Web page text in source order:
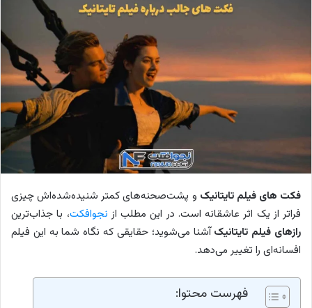
فکت های فیلم تایتانیک و پشت‌صحنه‌های کمتر شنیده‌شده‌اش چیزی
فراتر از یک اثر عاشقانه است. در این مطلب از نجوافکت، با جذاب‌ترین
رازهای فیلم تایتانیکآشنا می‌شوید؛ حقایقی که نگاه شما به این فیلم
افسانه‌ای را تغییر می‌دهد.
فهرست محتوا: